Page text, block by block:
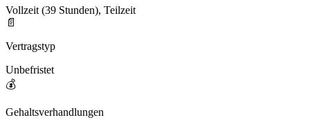
Vollzeit (39 Stunden), Teilzeit
📄
Vertragstyp
Unbefristet
💰
Gehaltsverhandlungen